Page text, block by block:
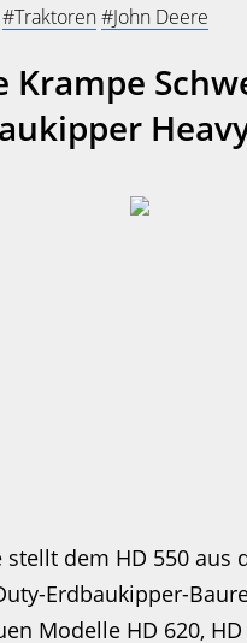
#Traktoren#John Deere
Krampe
stellt dem HD 550 aus
Erdbaukipper-
Modelle HD 620, HD